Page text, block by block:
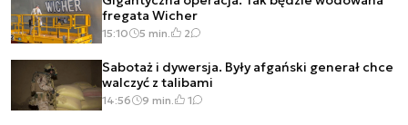
fregata Wicher
15:10 5 min. 2
Sabotaż i dywersja. Były afgański generał chce
walczyć z talibami
14:56 9 min. 1